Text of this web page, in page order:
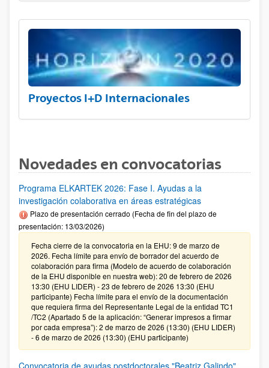
Proyectos I+D Internacionales
Novedades en convocatorias
Programa ELKARTEK 2026: Fase I. Ayudas a la
investigación colaborativa en áreas estratégicas
Plazo de presentación cerrado (Fecha de fin del plazo de
presentación: 13/03/2026)
Fecha cierre de la convocatoria en la EHU: 9 de marzo de
2026. Fecha límite para envío de borrador del acuerdo de
colaboración para firma (Modelo de acuerdo de colaboración
de la EHU disponible en nuestra web): 20 de febrero de 2026
13:30 (EHU LIDER) - 23 de febrero de 2026 13:30 (EHU
participante) Fecha límite para el envío de la documentación
que requiera firma del Representante Legal de la entidad TC1
/TC2 (Apartado 5 de la aplicación: “Generar impresos a firmar
por cada empresa”): 2 de marzo de 2026 (13:30) (EHU LIDER)
- 6 de marzo de 2026 (13:30) (EHU participante)
Convocatoria de ayudas postdoctorales "Beatriz Galindo"